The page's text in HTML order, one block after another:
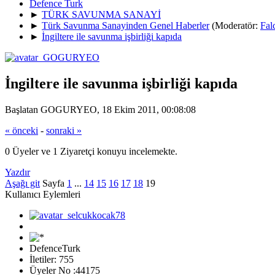
Defence Turk
► TÜRK SAVUNMA SANAYİ
► Türk Savunma Sanayinden Genel Haberler (Moderatör:
► İngiltere ile savunma işbirliği kapıda
İngiltere ile savunma işbirliği kapıda
Başlatan GOGURYEO, 18 Ekim 2011, 00:08:08
« önceki - sonraki »
0 Üyeler ve 1 Ziyaretçi konuyu incelemekte.
Yazdır
Aşağı git Sayfa 1 ... 14 15 16 17 18 19
Kullanıcı Eylemleri
DefenceTurk
İletiler: 755
Üyeler No :44175